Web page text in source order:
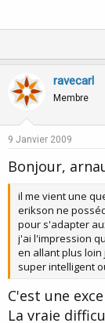
ravecarl
Membre
9 Janvier 2009
Bonjour,
il me vient une
erikson ne
pour s'adapter
j'ai l'impression
en allant plus
super intelligent
C'est une
La vraie